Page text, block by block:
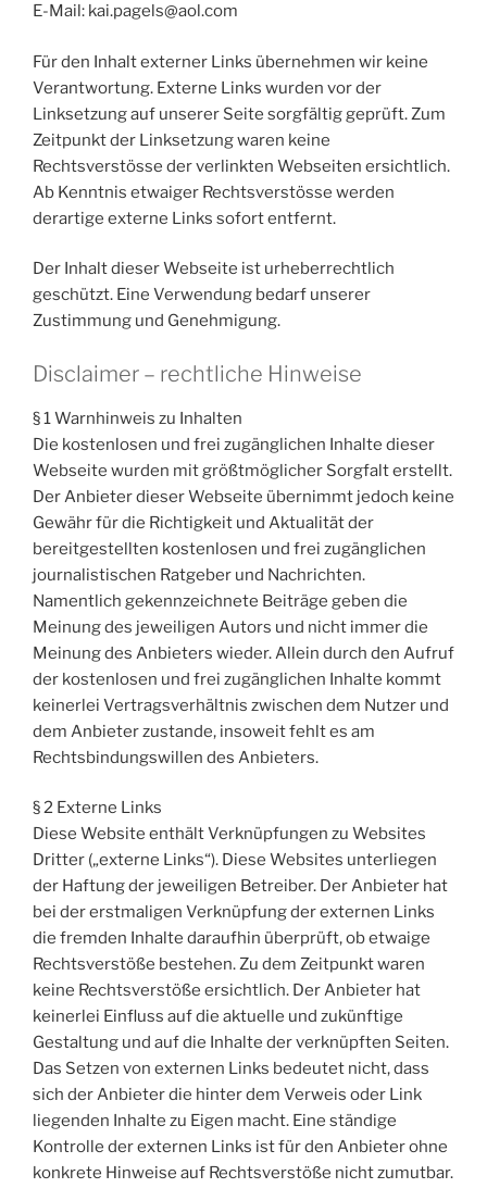
E-Mail: kai.pagels@aol.com
Für den Inhalt externer Links übernehmen wir keine
Verantwortung. Externe Links wurden vor der
Linksetzung auf unserer Seite sorgfältig geprüft. Zum
Zeitpunkt der Linksetzung waren keine
Rechtsverstösse der verlinkten Webseiten ersichtlich.
Ab Kenntnis etwaiger Rechtsverstösse werden
derartige externe Links sofort entfernt.
Der Inhalt dieser Webseite ist urheberrechtlich
geschützt. Eine Verwendung bedarf unserer
Zustimmung und Genehmigung.
Disclaimer – rechtliche Hinweise
§ 1 Warnhinweis zu Inhalten
Die kostenlosen und frei zugänglichen Inhalte dieser
Webseite wurden mit größtmöglicher Sorgfalt erstellt.
Der Anbieter dieser Webseite übernimmt jedoch keine
Gewähr für die Richtigkeit und Aktualität der
bereitgestellten kostenlosen und frei zugänglichen
journalistischen Ratgeber und Nachrichten.
Namentlich gekennzeichnete Beiträge geben die
Meinung des jeweiligen Autors und nicht immer die
Meinung des Anbieters wieder. Allein durch den Aufruf
der kostenlosen und frei zugänglichen Inhalte kommt
keinerlei Vertragsverhältnis zwischen dem Nutzer und
dem Anbieter zustande, insoweit fehlt es am
Rechtsbindungswillen des Anbieters.
§ 2 Externe Links
Diese Website enthält Verknüpfungen zu Websites
Dritter („externe Links“). Diese Websites unterliegen
der Haftung der jeweiligen Betreiber. Der Anbieter hat
bei der erstmaligen Verknüpfung der externen Links
die fremden Inhalte daraufhin überprüft, ob etwaige
Rechtsverstöße bestehen. Zu dem Zeitpunkt waren
keine Rechtsverstöße ersichtlich. Der Anbieter hat
keinerlei Einfluss auf die aktuelle und zukünftige
Gestaltung und auf die Inhalte der verknüpften Seiten.
Das Setzen von externen Links bedeutet nicht, dass
sich der Anbieter die hinter dem Verweis oder Link
liegenden Inhalte zu Eigen macht. Eine ständige
Kontrolle der externen Links ist für den Anbieter ohne
konkrete Hinweise auf Rechtsverstöße nicht zumutbar.